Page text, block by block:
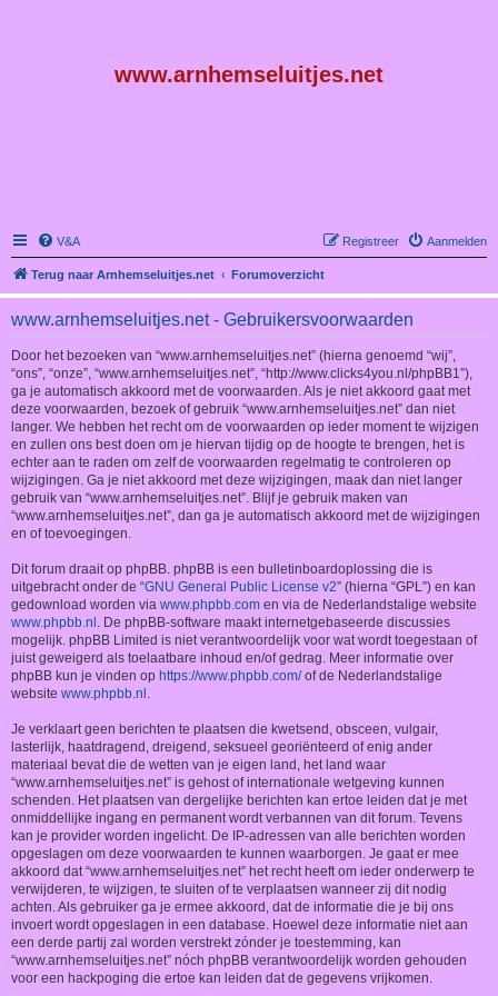
www.arnhemseluitjes.net
V&A Aanmelden
Registreer
Terug naar Arnhemseluitjes.net Forumoverzicht
www.arnhemseluitjes.net - Gebruikersvoorwaarden
Door het bezoeken van “www.arnhemseluitjes.net” (hierna genoemd “wij”,
“ons”, “onze”, “www.arnhemseluitjes.net”, “http://www.clicks4you.nl/phpBB1”),
ga je automatisch akkoord met de voorwaarden. Als je niet akkoord gaat met
deze voorwaarden, bezoek of gebruik “www.arnhemseluitjes.net” dan niet
langer. We hebben het recht om de voorwaarden op ieder moment te wijzigen
en zullen ons best doen om je hiervan tijdig op de hoogte te brengen, het is
echter aan te raden om zelf de voorwaarden regelmatig te controleren op
wijzigingen. Ga je niet akkoord met deze wijzigingen, maak dan niet langer
gebruik van “www.arnhemseluitjes.net”. Blijf je gebruik maken van
“www.arnhemseluitjes.net”, dan ga je automatisch akkoord met de wijzigingen
en of toevoegingen.
Dit forum draait op phpBB. phpBB is een bulletinboardoplossing die is
uitgebracht onder de “GNU General Public License v2” (hierna “GPL”) en kan
gedownload worden via www.phpbb.com en via de Nederlandstalige website
www.phpbb.nl . De phpBB-software maakt internetgebaseerde discussies
mogelijk. phpBB Limited is niet verantwoordelijk voor wat wordt toegestaan of
juist geweigerd als toelaatbare inhoud en/of gedrag. Meer informatie over
phpBB kun je vinden op https://www.phpbb.com/of de Nederlandstalige
website www.phpbb.nl .
Je verklaart geen berichten te plaatsen die kwetsend, obsceen, vulgair,
lasterlijk, haatdragend, dreigend, seksueel georiënteerd of enig ander
materiaal bevat die de wetten van je eigen land, het land waar
“www.arnhemseluitjes.net” is gehost of internationale wetgeving kunnen
schenden. Het plaatsen van dergelijke berichten kan ertoe leiden dat je met
onmiddellijke ingang en permanent wordt verbannen van dit forum. Tevens
kan je provider worden ingelicht. De IP-adressen van alle berichten worden
opgeslagen om deze voorwaarden te kunnen waarborgen. Je gaat er mee
akkoord dat “www.arnhemseluitjes.net” het recht heeft om ieder onderwerp te
verwijderen, te wijzigen, te sluiten of te verplaatsen wanneer zij dit nodig
achten. Als gebruiker ga je ermee akkoord, dat de informatie die je bij ons
invoert wordt opgeslagen in een database. Hoewel deze informatie niet aan
een derde partij zal worden verstrekt zónder je toestemming, kan
“www.arnhemseluitjes.net” nóch phpBB verantwoordelijk worden gehouden
voor een hackpoging die ertoe kan leiden dat de gegevens vrijkomen.